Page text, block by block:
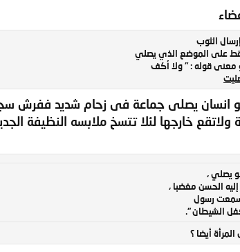
الثوب
على الموضع الذي يصلي
معنى قوله : " ولا أكف
انسان يصلى جماعة فى زحام شديد ففرش
خارجها لئلا تتسخ ملابسه النظيفة
يصلي ،
الحسن مغضبا ،
سمعت رسول
الشيطان ".
أيضا ؟